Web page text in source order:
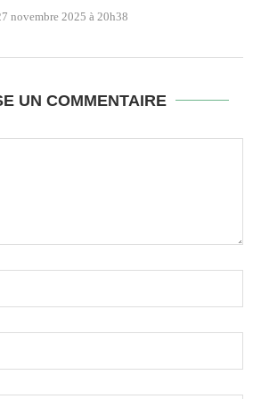
novembre 2025 à 20h38
UN COMMENTAIRE